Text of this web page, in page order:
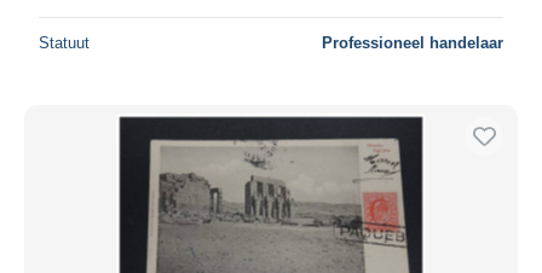
Statuut Professioneel handelaar